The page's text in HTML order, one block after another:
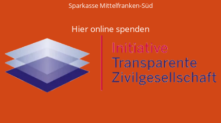
Sparkasse Mittelfranken-Süd
Hier online spenden